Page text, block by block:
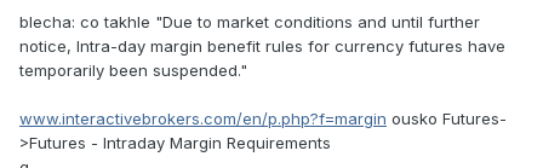
blecha: co takhle "Due to market conditions and until further
notice, Intra-day margin benefit rules for currency futures have
temporarily been suspended."
www.interactivebrokers.com/en/p.php?f=margin ousko Futures-
>Futures - Intraday Margin Requirements